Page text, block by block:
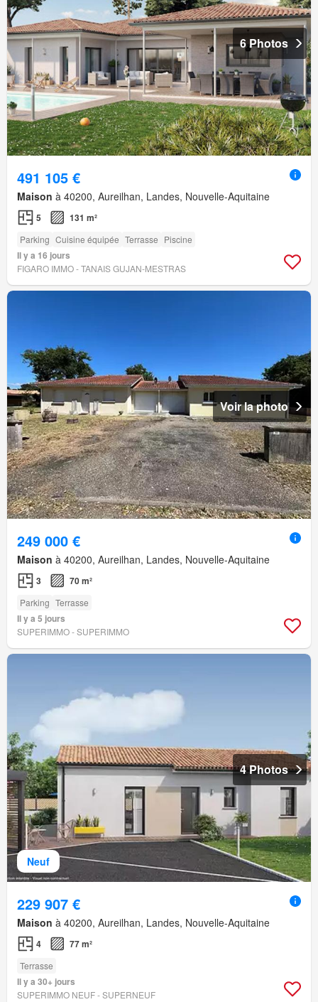
6 Photos
491 105 €
Maison à 40200, Aureilhan, Landes, Nouvelle-Aquitaine
5 131 m²
Parking Cuisine équipée Terrasse Piscine
Il y a 16 jours
FIGARO IMMO - TANAIS GUJAN-MESTRAS
Voir la photo
249 000 €
Maison à 40200, Aureilhan, Landes, Nouvelle-Aquitaine
3 70 m²
Parking Terrasse
Il y a 5 jours
SUPERIMMO - SUPERIMMO
Neuf
4 Photos
229 907 €
Maison à 40200, Aureilhan, Landes, Nouvelle-Aquitaine
4 77 m²
Terrasse
Il y a 30+ jours
SUPERIMMO NEUF - SUPERNEUF